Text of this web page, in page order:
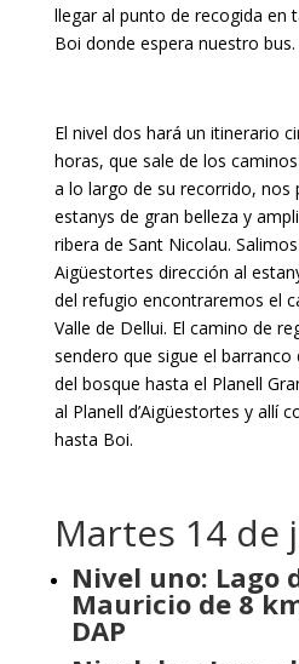
llegar al punto de recogida en
Boi donde espera nuestro bus.
El nivel dos hará un itinerario
horas, que sale de los
a lo largo de su recorrido, nos
estanys de gran belleza y
ribera de Sant Nicolau.
Aigüestortes dirección al
del refugio encontraremos el
Valle de Dellui. El camino de
sendero que sigue el
del bosque hasta el Planell
al Planell d’Aigüestortes y allí
hasta Boi.
Martes 14 de
Nivel uno: Lago
Mauricio de 8
DAP